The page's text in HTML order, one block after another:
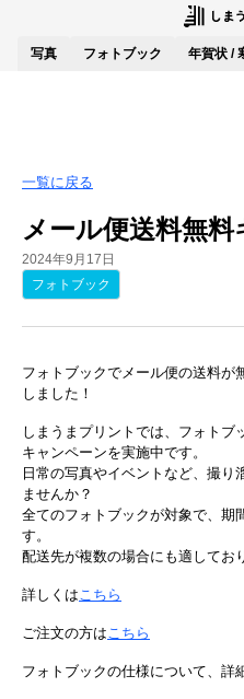
写真 フォトブック 年賀状 /
一覧に戻る
メール便送料無
2024年9月17日
フォトブック
フォトブックでメール便の送料が
しました！
しまうまプリントでは、フォトブ
キャンペーンを実施中です。
日常の写真やイベントなど、撮り
ませんか？
全てのフォトブックが対象で、期
す。
配送先が複数の場合にも適してお
詳しくはこちら
ご注文の方はこちら
フォトブックの仕様について、詳